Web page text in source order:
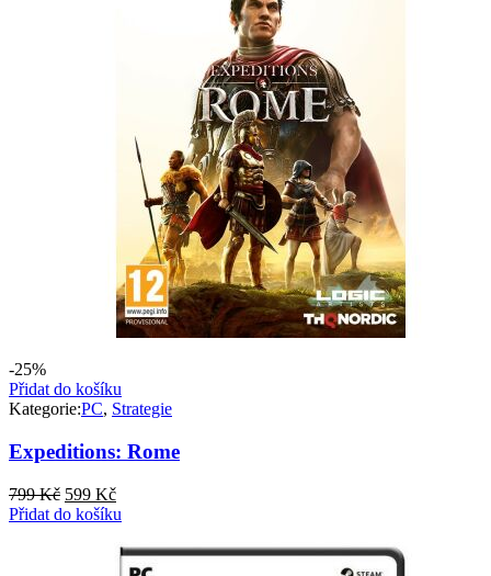
-25%
Přidat do košíku
Kategorie:PC, Strategie
Expeditions: Rome
799Kč Původní
cena
599 KčAktuální
cena
599 Kč.
Přidat do košíku